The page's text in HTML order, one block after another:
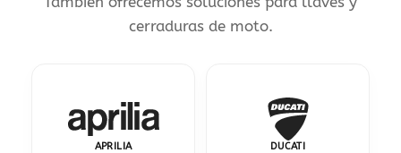
cerraduras de moto.
APRILIA DUCATI